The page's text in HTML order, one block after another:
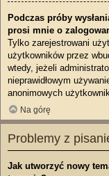
Podczas próby
prosi mnie o
Tylko zarejestrowani
użytkowników przez
wtedy, jeżeli
nieprawidłowym
anonimowych
Na górę
Problemy z
Jak utworzyć nowy